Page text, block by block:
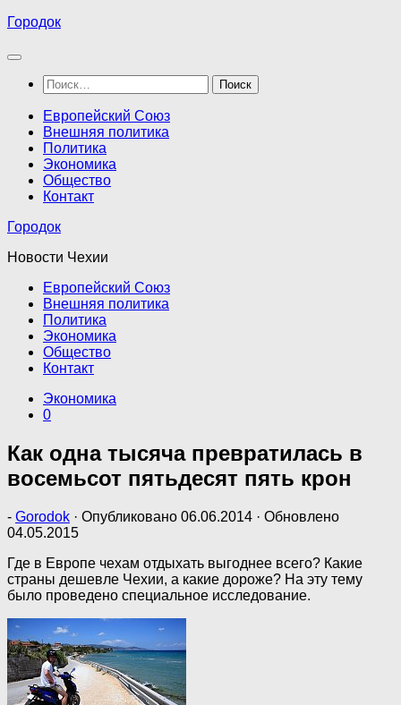
Перейти
содержимому
Городок
Найти:
Европейский Союз
Внешняя политика
Политика
Экономика
Общество
Контакт
Городок
Новости Чехии
Европейский Союз
Внешняя политика
Политика
Экономика
Общество
Контакт
Экономика
0
Как одна тысяча превратилась в
восемьсот пятьдесят пять крон
- Gorodok · Опубликовано 06.06.2014 · Обновлено
04.05.2015
Где в Европе чехам отдыхать выгоднее всего? Какие
страны дешевле Чехии, а какие дороже? На эту тему
было проведено специальное исследование.